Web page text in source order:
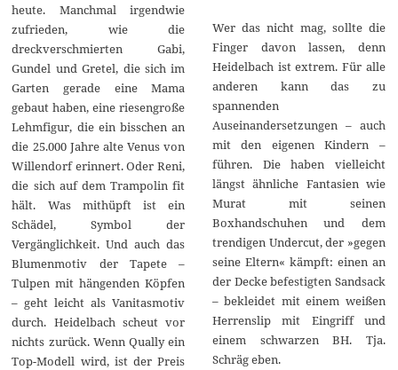
heute. Manchmal irgendwie
zufrieden, wie die
dreckverschmierten Gabi,
Gundel und Gretel, die sich im
Garten gerade eine Mama
gebaut haben, eine riesengroße
Lehmfigur, die ein bisschen an
die 25.000 Jahre alte Venus von
Willendorf erinnert. Oder Reni,
die sich auf dem Trampolin fit
hält. Was mithüpft ist ein
Schädel, Symbol der
Vergänglichkeit. Und auch das
Blumenmotiv der Tapete –
Tulpen mit hängenden Köpfen
– geht leicht als Vanitasmotiv
durch. Heidelbach scheut vor
nichts zurück. Wenn Qually ein
Top-Modell wird, ist der Preis
Wer das nicht mag, sollte die
Finger davon lassen, denn
Heidelbach ist extrem. Für alle
anderen kann das zu
spannenden
Auseinandersetzungen – auch
mit den eigenen Kindern –
führen. Die haben vielleicht
längst ähnliche Fantasien wie
Murat mit seinen
Boxhandschuhen und dem
trendigen Undercut, der »gegen
seine Eltern« kämpft: einen an
der Decke befestigten Sandsack
– bekleidet mit einem weißen
Herrenslip mit Eingriff und
einem schwarzen BH. Tja.
Schräg eben.